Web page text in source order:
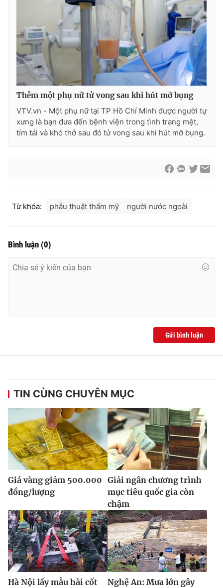
Ðiện thoại Thời báo VTV:024.66 897 897
toasoan@vtv.vn
Liên hệ quảng cáo: 024-7300.7108
® Cấm sao chép dưới mọi hình thức nếu không có sự chấp
Thêm một phụ nữ tử vong sau khi hút mỡ bụng
VTV.vn - Một phụ nữ tại TP Hồ Chí Minh được người tự
xưng là bạn đưa đến bệnh viện trong tình trạng mệt,
tím tái và khó thở sau đó tử vong sau khi hút mỡ bụng.
Từ khóa: phẫu thuật thẩm mỹ người nước ngoài
Bình luận (0)
Gửi bình luận
TIN CÙNG CHUYÊN MỤC
Giá vàng giảm 500.000
đồng/lượng
Giải ngân chương trình
mục tiêu quốc gia còn
chậm
Hà Nội lấy mẫu hài cốt
Nghệ An: Mưa lớn gây